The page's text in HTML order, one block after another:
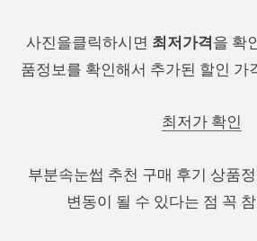
사진을클릭하시면 최저가격을 확
품정보를 확인해서 추가된 할인 가
최저가 확인
부분속눈썹 추천 구매 후기 상품
변동이 될 수 있다는 점 꼭